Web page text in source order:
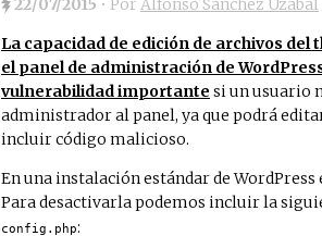
22/07/2015 • Por Alfonso Sánchez Uzábal
La capacidad de edición de archivos del
el panel de administración de
vulnerabilidad importante si un usuario
administrador al panel, ya que podrá
incluir código malicioso.
En una instalación estándar de WordPress
Para desactivarla podemos incluir la
config.php: